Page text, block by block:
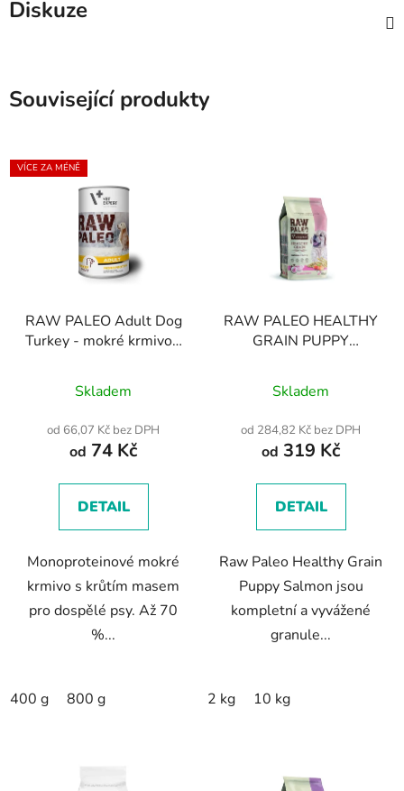
Diskuze
Související produkty
VÍCE ZA MÉNĚ
RAW PALEO Adult Dog
Turkey - mokré krmivo z
dospělé psy
hodnocení
produktu
je
z
Skladem
od 66,07 Kč bez DPH
od 74 Kč
DETAIL
Monoproteinové mokré
krmivo s krůtím masem
pro dospělé psy. Až 70
%...
400 g 800 g
RAW PALEO HEALTHY
GRAIN PUPPY
granule pro štěňata
hodnocení
produktu
je
z
Skladem
od 284,82 Kč bez DPH
od 319 Kč
DETAIL
Raw Paleo Healthy Grain
Puppy Salmon jsou
kompletní a vyvážené
granule...
2 kg 10 kg